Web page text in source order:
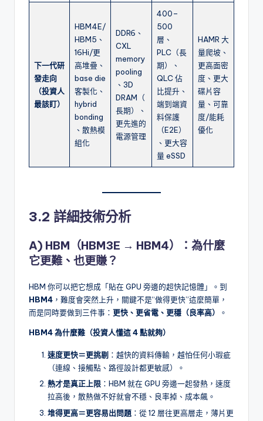
下一代研
發走向
（投資人
最該盯）
HBM4E/
HBM5、
16Hi/更
高堆疊、
base die
客製化、
hybrid
bonding
、散熱模
組化
DDR6、
CXL
memory
pooling
、3D
DRAM（
長期）、
更先進的
電源管理
400–
500
層、
PLC（長
期）、
QLC 佔
比提升、
端到端資
料保護
（E2E）
、更大容
量 eSSD
HAMR 大
量爬坡、
更高面密
度、更大
碟片容
量、可靠
度/能耗
優化
3.2 詳細技術分析
A) HBM（HBM3E → HBM4）：為什麼
它更難、也更賺？
HBM 你可以把它想成「貼在 GPU 旁邊的超快記憶體」。到
HBM4 ，難度會突然上升，關鍵不是“做得更快”這麼簡單，
而是同時要做到三件事： 更快、更省電、更穩（良率高） 。
HBM4 為什麼難（投資人懂這 4 點就夠）
速度更快＝更挑剔 ：越快的資料傳輸，越怕任何小瑕疵
（連線、接觸點、路徑設計都更敏感）。
熱才是真正上限 ：HBM 就在 GPU 旁邊一起發熱，速度
拉高後，散熱做不好就會不穩、良率掉、成本飆。
堆得更高＝更容易出問題 ：從 12 層往更高層走，薄片更